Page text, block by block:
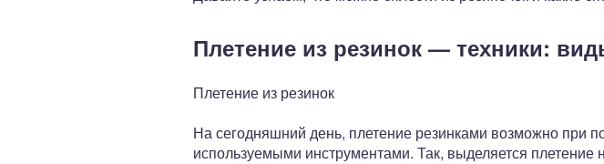
Плетение из резинок — техники:
Плетение из резинок
На сегодняшний день, плетение резинками возможно при
используемыми инструментами. Так, выделяется плетение